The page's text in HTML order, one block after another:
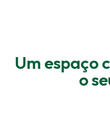
Um espaço
o